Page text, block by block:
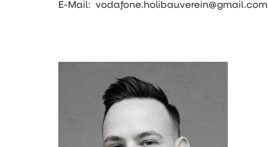
E-Mail: vodafone.holibauverein@gmail.com